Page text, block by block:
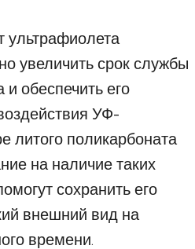
ультрафиолета
увеличить срок службы
и обеспечить его
УФ-
литого поликарбоната
на наличие таких
сохранить его
внешний вид на
времени.